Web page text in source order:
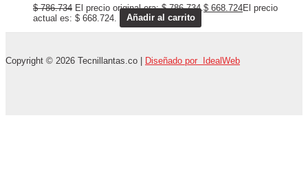
$786.734 El precio original era: $ 786.734. $ 668.724El precio
actual es: $ 668.724.
Añadir al carrito
Copyright © 2026 Tecnillantas.co | Diseñado por IdealWeb